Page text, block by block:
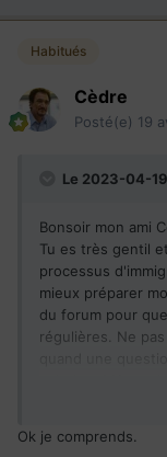
Habitués
Cèdre
Posté(e) 19
Le 2023-04-19
Bonsoir mon ami
Tu es très gentil
processus
mieux préparer
du forum pour
régulières. Ne
Merci beaucoup
Ok je comprends.